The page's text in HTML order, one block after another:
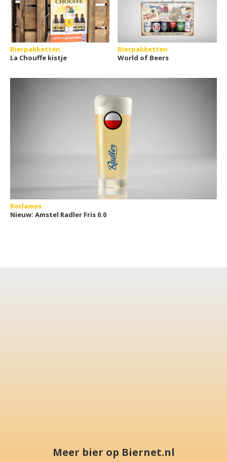
Bierpakketten
La Chouffe kistje
Bierpakketten
World of Beers
Reclames
Nieuw: Amstel Radler Fris 0.0
Meer bier op Biernet.nl